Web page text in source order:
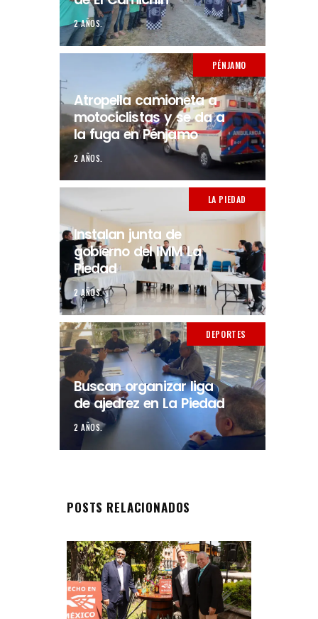
2 AÑOS.
PÉNJAMO
Atropella camioneta a
motociclistas y se da a
la fuga en Pénjamo
2 AÑOS.
LA PIEDAD
Instalan junta de
gobierno del IMM La
Piedad
2 AÑOS.
DEPORTES
Buscan organizar liga
de ajedrez en La Piedad
2 AÑOS.
POSTS RELACIONADOS